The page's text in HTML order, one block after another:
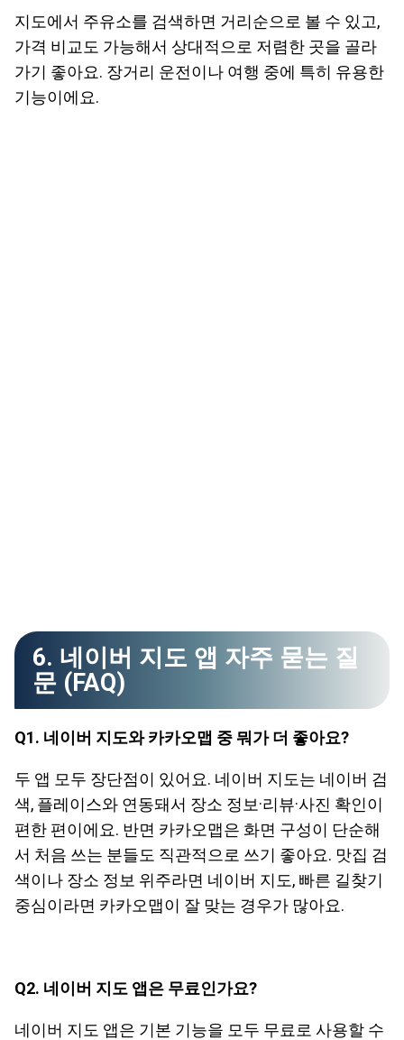
지도에서 주유소를 검색하면 거리순으로 볼 수 있고,
가격 비교도 가능해서 상대적으로 저렴한 곳을 골라
가기 좋아요. 장거리 운전이나 여행 중에 특히 유용한
기능이에요.
6. 네이버 지도 앱 자주 묻는 질
문 (FAQ)
Q1. 네이버 지도와 카카오맵 중 뭐가 더 좋아요?
두 앱 모두 장단점이 있어요. 네이버 지도는 네이버 검
색, 플레이스와 연동돼서 장소 정보·리뷰·사진 확인이
편한 편이에요. 반면 카카오맵은 화면 구성이 단순해
서 처음 쓰는 분들도 직관적으로 쓰기 좋아요. 맛집 검
색이나 장소 정보 위주라면 네이버 지도, 빠른 길찾기
중심이라면 카카오맵이 잘 맞는 경우가 많아요.
Q2. 네이버 지도 앱은 무료인가요?
네이버 지도 앱은 기본 기능을 모두 무료로 사용할 수